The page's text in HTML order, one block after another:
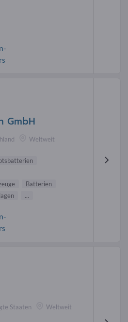
GmbH
Weltweit
Batterien
...
Staaten Weltweit